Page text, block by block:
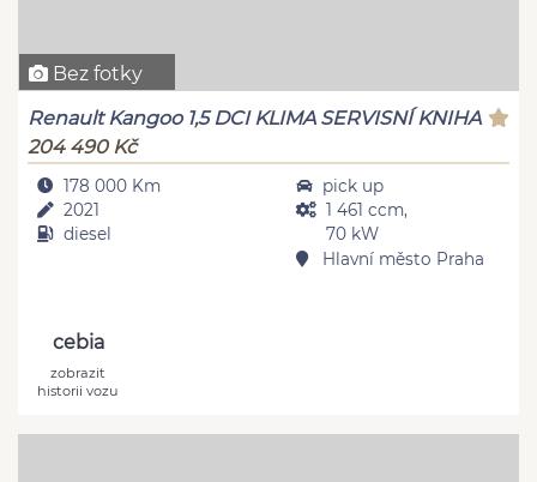
Bez fotky
Renault Kangoo 1,5 DCI KLIMA SERVISNÍ KNIHA
204 490 Kč
178 000 Km
2021
diesel
pick up
1 461 ccm,
70 kW
Hlavní město Praha
cebia
zobrazit
historii vozu